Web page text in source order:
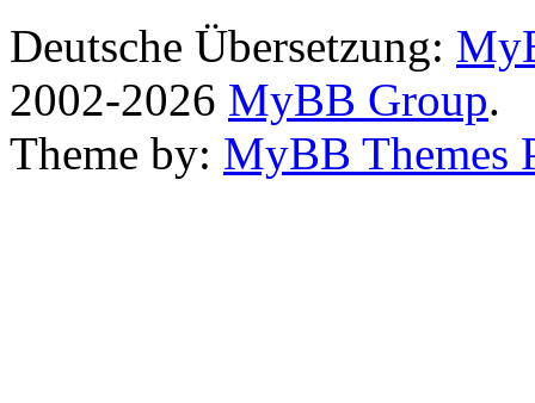
Deutsche Übersetzung:
2002-2026 MyBB Group.
Theme by: MyBB Themes